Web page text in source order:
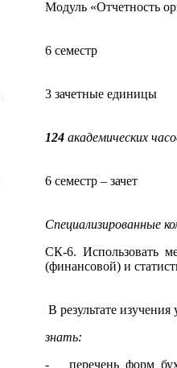
Модуль «Отчетность
6 семестр
3 зачетные единицы
124 академических
6 семестр – зачет
Специализированные
СК-6. Использовать
(финансовой) и
В результате
знать:
- перечень форм